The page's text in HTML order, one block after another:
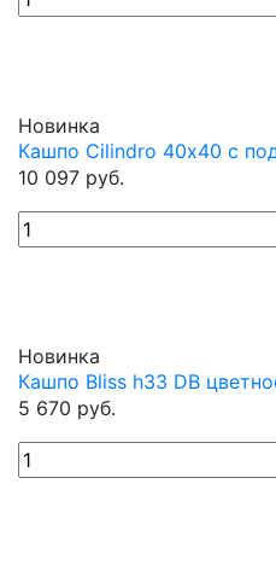
Новинка
Кашпо Cilindro 40х40 с
10 097 руб.
Новинка
Кашпо Bliss h33 DB
5 670 руб.